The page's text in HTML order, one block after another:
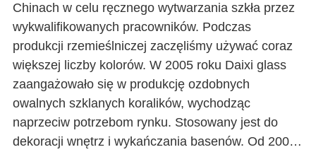
Chinach w celu ręcznego wytwarzania szkła przez
wykwalifikowanych pracowników. Podczas
produkcji rzemieślniczej zaczęliśmy używać coraz
większej liczby kolorów. W 2005 roku Daixi glass
zaangażowało się w produkcję ozdobnych
owalnych szklanych koralików, wychodząc
naprzeciw potrzebom rynku. Stosowany jest do
dekoracji wnętrz i wykańczania basenów. Od 2008